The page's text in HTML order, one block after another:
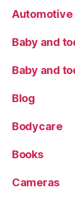
Automotive
Baby and
Baby and
Blog
Bodycare
Books
Cameras